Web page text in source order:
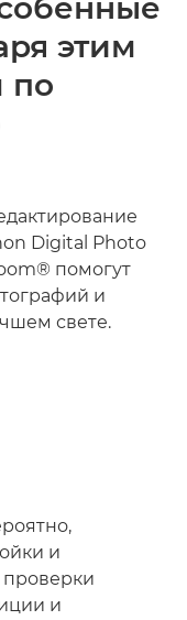
этим
по
Digital Photo
помогут
и
свете.
и
и